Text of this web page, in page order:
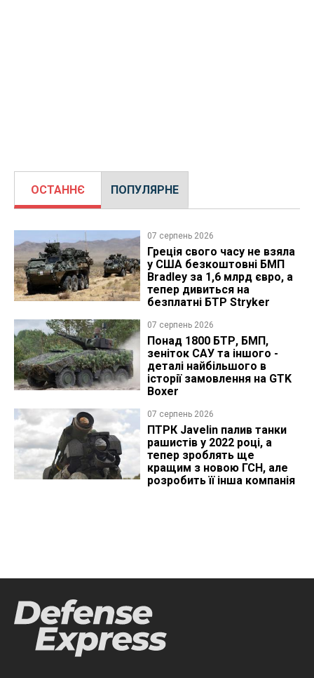
ОСТАННЄ ПОПУЛЯРНЕ
07 серпень 2026
Греція свого часу не взяла
у США безкоштовні БМП
Bradley за 1,6 млрд євро, а
тепер дивиться на
безплатні БТР Stryker
07 серпень 2026
Понад 1800 БТР, БМП,
зеніток САУ та іншого -
деталі найбільшого в
історії замовлення на GTK
Boxer
07 серпень 2026
ПТРК Javelin палив танки
рашистів у 2022 році, а
тепер зроблять ще
кращим з новою ГСН, але
розробить її інша компанія